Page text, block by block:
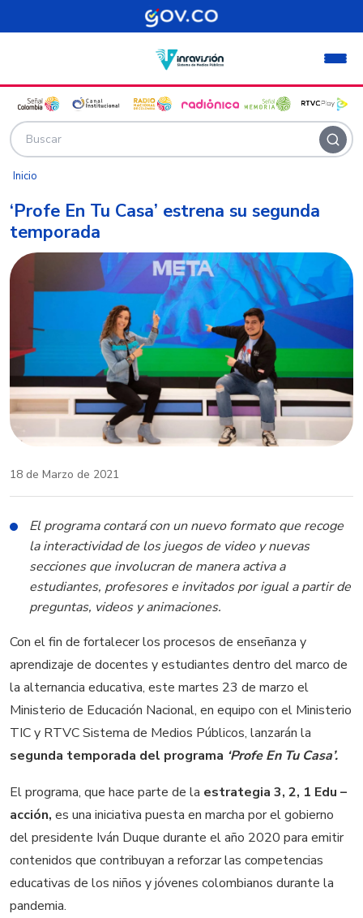
Pasar al contenido principal
Inicio
‘Profe En Tu Casa’ estrena su segunda
temporada
18 de Marzo de 2021
El programa contará con un nuevo formato que recoge
la interactividad de los juegos de video y nuevas
secciones que involucran de manera activa a
estudiantes, profesores e invitados por igual a partir de
preguntas, videos y animaciones.
Con el fin de fortalecer los procesos de enseñanza y
aprendizaje de docentes y estudiantes dentro del marco de
la alternancia educativa, este martes 23 de marzo el
Ministerio de Educación Nacional, en equipo con el Ministerio
TIC y RTVC Sistema de Medios Públicos, lanzarán la
segunda temporada del programa ‘Profe En Tu Casa’.
El programa, que hace parte de la estrategia 3, 2, 1 Edu –
acción, es una iniciativa puesta en marcha por el gobierno
del presidente Iván Duque durante el año 2020 para emitir
contenidos que contribuyan a reforzar las competencias
educativas de los niños y jóvenes colombianos durante la
pandemia.